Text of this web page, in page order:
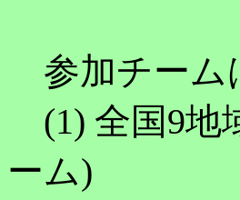
参加チーム
(1) 全国9地
ーム)